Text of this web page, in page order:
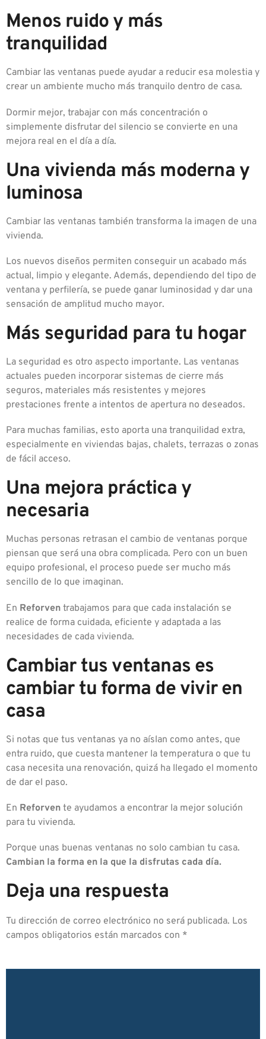
Menos ruido y más
tranquilidad
Cambiar las ventanas puede ayudar a reducir esa molestia y
crear un ambiente mucho más tranquilo dentro de casa.
Dormir mejor, trabajar con más concentración o
simplemente disfrutar del silencio se convierte en una
mejora real en el día a día.
Una vivienda más moderna y
luminosa
Cambiar las ventanas también transforma la imagen de una
vivienda.
Los nuevos diseños permiten conseguir un acabado más
actual, limpio y elegante. Además, dependiendo del tipo de
ventana y perfilería, se puede ganar luminosidad y dar una
sensación de amplitud mucho mayor.
Más seguridad para tu hogar
La seguridad es otro aspecto importante. Las ventanas
actuales pueden incorporar sistemas de cierre más
seguros, materiales más resistentes y mejores
prestaciones frente a intentos de apertura no deseados.
Para muchas familias, esto aporta una tranquilidad extra,
especialmente en viviendas bajas, chalets, terrazas o zonas
de fácil acceso.
Una mejora práctica y
necesaria
Muchas personas retrasan el cambio de ventanas porque
piensan que será una obra complicada. Pero con un buen
equipo profesional, el proceso puede ser mucho más
sencillo de lo que imaginan.
En Reforven trabajamos para que cada instalación se
realice de forma cuidada, eficiente y adaptada a las
necesidades de cada vivienda.
Cambiar tus ventanas es
cambiar tu forma de vivir en
casa
Si notas que tus ventanas ya no aíslan como antes, que
entra ruido, que cuesta mantener la temperatura o que tu
casa necesita una renovación, quizá ha llegado el momento
de dar el paso.
En Reforven te ayudamos a encontrar la mejor solución
para tu vivienda.
Porque unas buenas ventanas no solo cambian tu casa.
Cambian la forma en la que la disfrutas cada día.
Deja una respuesta
Tu dirección de correo electrónico no será publicada. Los
campos obligatorios están marcados con *